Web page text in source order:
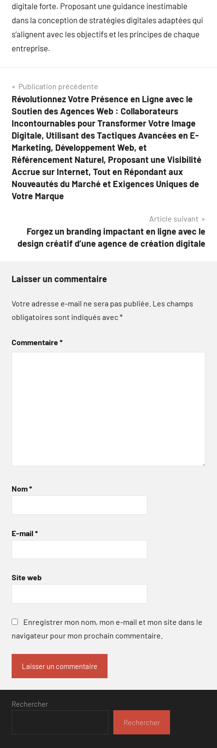
digitale forte. Proposant une guidance inestimable
dans la conception de stratégies digitales adaptées qui
s’alignent avec les objectifs et les principes de chaque
entreprise.
Navigation
de
l’article
Publication précédente
Révolutionnez Votre Présence en Ligne avec le
Soutien des Agences Web : Collaborateurs
Incontournables pour Transformer Votre Image
Digitale, Utilisant des Tactiques Avancées en E-
Marketing, Développement Web, et
Référencement Naturel, Proposant une Visibilité
Accrue sur Internet, Tout en Répondant aux
Nouveautés du Marché et Exigences Uniques de
Votre Marque
Article suivant
Forgez un branding impactant en ligne avec le
design créatif d’une agence de création digitale
Laisser un commentaire
Votre adresse e-mail ne sera pas publiée. Les champs
obligatoires sont indiqués avec*
Commentaire*
Nom*
E-mail *
Site web
Enregistrer mon nom, mon e-mail et mon site dans le
navigateur pour mon prochain commentaire.
Rechercher
Rechercher